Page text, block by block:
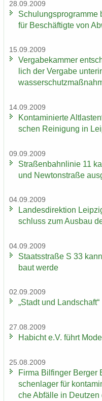
28.09.2009
Schu­lungs­pro­gram­me
für Be­schäf­tig­te von
15.09.2009
Ver­ga­be­kam­mer
lich der Ver­ga­be
14.09.2009
Kon­ta­mi­nier­te
schen Rei­ni­gung in
09.09.2009
Stra­ßen­bahn­li­nie 11
und New­ton­stra­ße
04.09.2009
Lan­des­di­rek­ti­on
schluss zum Aus­bau
04.09.2009
Staats­stra­ße S 33
baut werde
02.09.2009
„Stadt und Land­schaft“
27.08.2009
Ha­bicht e.V. führt
25.08.2009
Firma Bil­fin­ger Ber­ger
schen­la­ger für
che Ab­fäl­le in Deut­zen